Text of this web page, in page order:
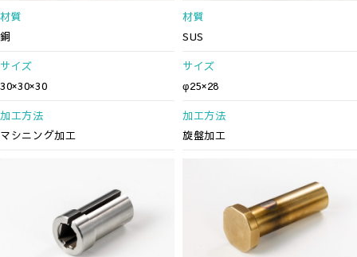
材質
銅
サイズ
30×30×30
加工方法
マシニング加工
材質
SUS
サイズ
φ25×28
加工方法
旋盤加工